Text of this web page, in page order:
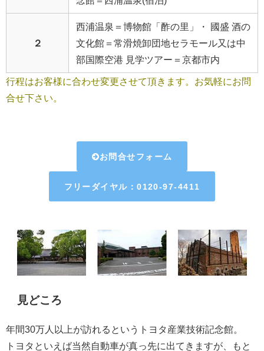
２
西浦温泉＝博物館「酢の里」・ 國盛 酒の
文化館＝常滑焼卸団地セラモール又は中
部国際空港 見学ツアー＝京都市内
行程はお客様に合わせ変更させて頂きます。お気軽にお問
合せ下さい。
お問合せフォーム
フリーダイヤル：0120-97-4411
見どころ
年間30万人以上が訪れるというトヨタ産業技術記念館。
トヨタといえば当然自動車が真っ先に出てきますが、もと